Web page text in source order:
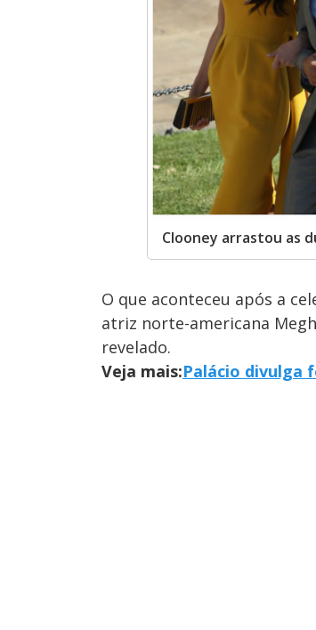
Clooney arrastou as
O que aconteceu após a
atriz norte-americana
revelado.
Veja mais:Palácio divulga